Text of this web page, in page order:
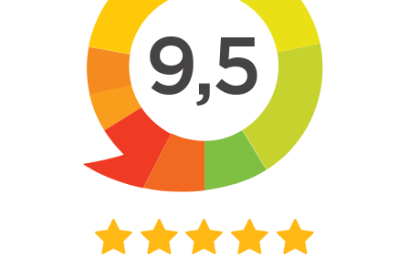
9,5